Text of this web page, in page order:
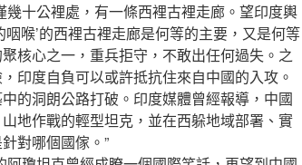
十公裡處，有一條西裡古裡走廊。望印度輿
咽喉’的西裡古裡走廊是何等的主要，又是何等
核心之一，重兵拒守，不敢出任何過失。之
印度自負可以或許抵抗住來自中國的入攻。
的洞朗公路打破。印度媒體曾經報導，中國
地作戰的輕型坦克，並在西躲地域部署、實
對哪個國傢。”